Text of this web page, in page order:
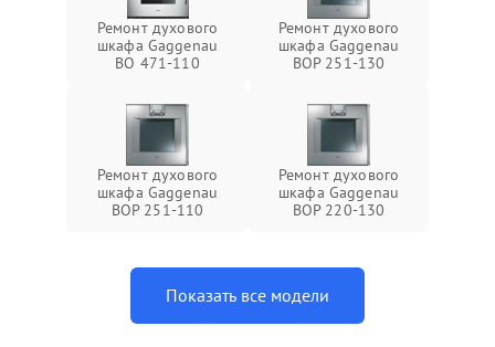
Ремонт духового
шкафа Gaggenau
BO 471-110
Ремонт духового
шкафа Gaggenau
BOP 251-130
Ремонт духового
шкафа Gaggenau
BOP 251-110
Ремонт духового
шкафа Gaggenau
BOP 220-130
Показать все модели